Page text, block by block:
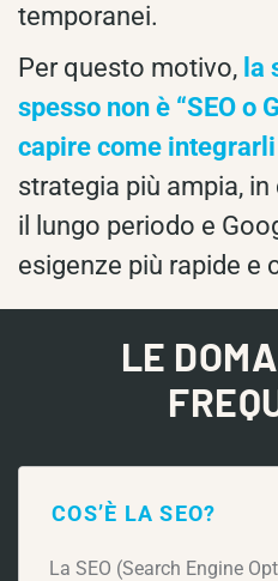
temporanei.
Per questo motivo, la
spesso non è “SEO o
capire come integrarli
strategia più ampia,
il lungo periodo e
esigenze più rapide e
LE
COS’È LA SEO?
La SEO (Search Engine